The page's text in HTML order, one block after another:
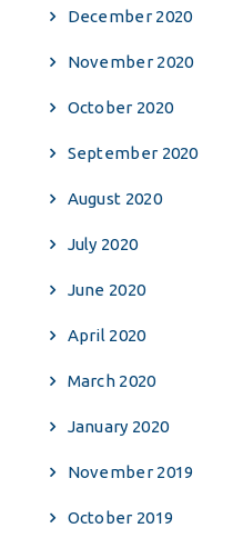
December 2020
November 2020
October 2020
September 2020
August 2020
July 2020
June 2020
April 2020
March 2020
January 2020
November 2019
October 2019